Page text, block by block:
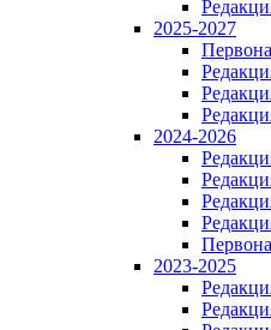
2025-2027
2024-2026
2023-2025